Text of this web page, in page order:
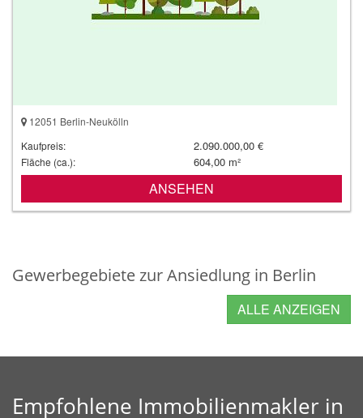
12051 Berlin-Neukölln
Kaufpreis:
2.090.000,00 €
Fläche (ca.): 604,00 m²
ANSEHEN
Gewerbegebiete zur Ansiedlung in Berlin
ALLE ANZEIGEN
Empfohlene Immobilienmakler in